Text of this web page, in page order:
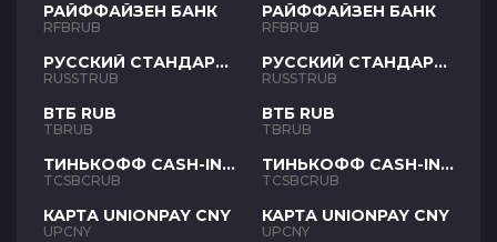
РАЙФФАЙЗЕН БАНК
RFBRUB
РУССКИЙ СТАНДАРТ
RUB
RUSSTRUB
ВТБ RUB
TBRUB
ТИНЬКОФФ CASH-IN
RUB
TCSBCRUB
КАРТА UNIONPAY CNY
UPCNY
РАЙФФАЙЗЕН БАНК
RFBRUB
РУССКИЙ СТАНДАРТ
RUB
RUSSTRUB
ВТБ RUB
TBRUB
ТИНЬКОФФ CASH-IN
RUB
TCSBCRUB
КАРТА UNIONPAY CNY
UPCNY